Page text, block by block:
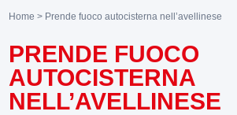
Home > Prende fuoco autocisterna nell’avellinese
PRENDE FUOCO
AUTOCISTERNA
NELL’AVELLINESE